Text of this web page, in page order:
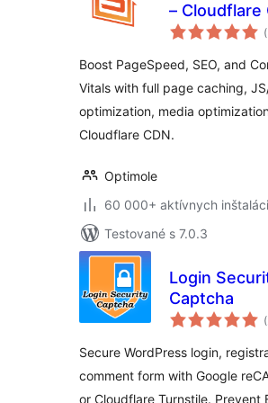
– Cloudflare
Page Speed
Boost PageSpeed, SEO, and
Vitals with full page caching,
optimization, media
Cloudflare CDN.
Optimole
60 000+ aktívnych
Testované s 7.0.3
Login
Captcha
Secure WordPress login,
comment form with Google
or Cloudflare Turnstile. Prevent